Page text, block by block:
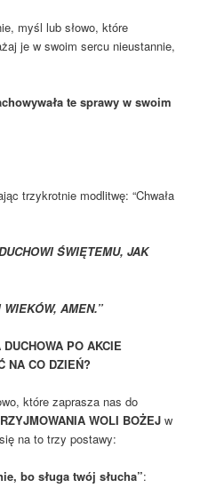
myśl lub słowo, które
je w swoim sercu nieustannie,
te sprawy w swoim
trzykrotnie modlitwę: “Chwała
ŚWIĘTEMU, JAK
AMEN.”
PO AKCIE
NA CO DZIEŃ?
które zaprasza nas do
WOLI BOŻEJ w
na to trzy postawy:
bo sługa twój słucha”: